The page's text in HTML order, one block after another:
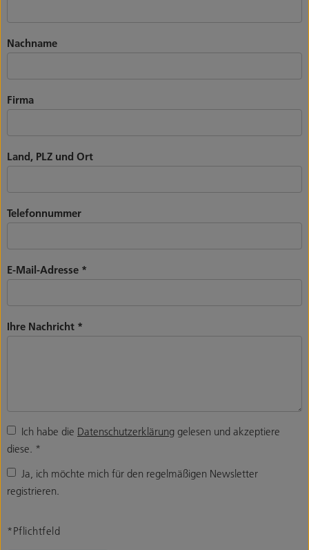
Nachname
Firma
Land, PLZ und Ort
Telefonnummer
E-Mail-Adresse *
Ihre Nachricht *
Ich habe die Datenschutzerklärung gelesen und akzeptiere
diese. *
Ja, ich möchte mich für den regelmäßigen Newsletter
registrieren.
*Pflichtfeld